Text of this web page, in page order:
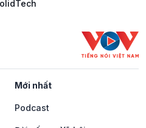
Mới nhất
Podcast